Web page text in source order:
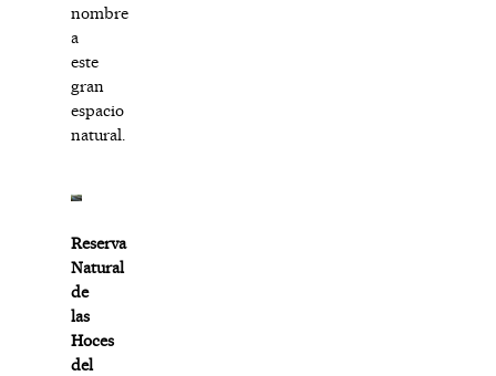
nombre
a
este
gran
espacio
natural.
Reserva
Natural
de
las
Hoces
del